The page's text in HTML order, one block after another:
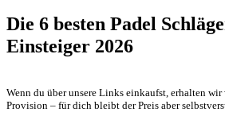
Die 6 besten Padel
Einsteiger 2026
Wenn du über unsere Links einkaufst, erhalten
Provision – für dich bleibt der Preis aber